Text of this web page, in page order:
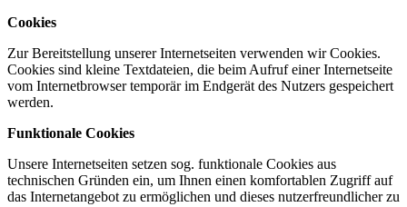
Cookies
Zur Bereitstellung unserer Internetseiten verwenden wir Cookies.
Cookies sind kleine Textdateien, die beim Aufruf einer Internetseite
vom Internetbrowser temporär im Endgerät des Nutzers gespeichert
werden.
Funktionale Cookies
Unsere Internetseiten setzen sog. funktionale Cookies aus
technischen Gründen ein, um Ihnen einen komfortablen Zugriff auf
das Internetangebot zu ermöglichen und dieses nutzerfreundlicher zu